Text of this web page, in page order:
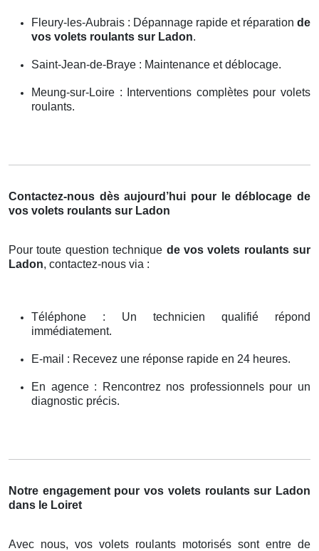
Fleury-les-Aubrais : Dépannage rapide et réparation de
vos volets roulants sur Ladon.
Saint-Jean-de-Braye : Maintenance et déblocage.
Meung-sur-Loire : Interventions complètes pour volets
roulants.
Contactez-nous dès aujourd’hui pour le déblocage de
vos volets roulants sur Ladon
Pour toute question technique de vos volets roulants sur
Ladon, contactez-nous via :
Téléphone : Un technicien qualifié répond
immédiatement.
E-mail : Recevez une réponse rapide en 24 heures.
En agence : Rencontrez nos professionnels pour un
diagnostic précis.
Notre engagement pour vos volets roulants sur Ladon
dans le Loiret
Avec nous, vos volets roulants motorisés sont entre de